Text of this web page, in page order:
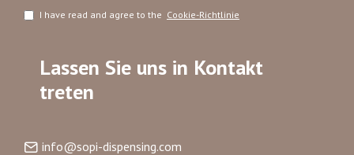
I have read and agree to the Cookie-Richtlinie
Lassen Sie uns in Kontakt
treten
info@sopi-dispensing.com